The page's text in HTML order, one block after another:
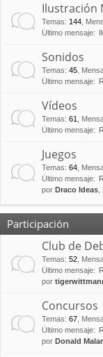
Ilustración
Temas: 144
Último mensaje:
Sonidos
Temas: 45
Último mensaje:
Vídeos
Temas: 61
Último mensaje:
Juegos
Temas: 64
Último mensaje:
por Draco Ideas
Participación
Club de
Temas: 52
Último mensaje:
por
Concursos
Temas: 67
Último mensaje:
por Donald